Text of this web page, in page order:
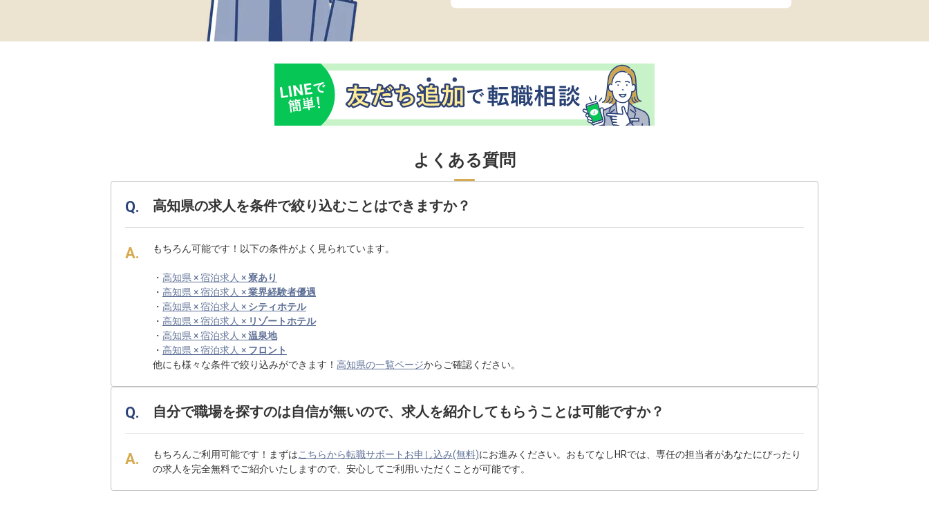
よくある質問
高知県の求人を条件で絞り込むことはできますか？
もちろん可能です！以下の条件がよく見られています。
・ 高知県 × 宿泊求人 ×寮あり
・ 高知県 × 宿泊求人 ×業界経験者優遇
・ 高知県 × 宿泊求人 × シティホテル
・ 高知県 × 宿泊求人 × リゾートホテル
・ 高知県 × 宿泊求人 ×温泉地
・ 高知県 × 宿泊求人 × フロント
他にも様々な条件で絞り込みができます！ 高知県の一覧ページからご確認ください。
自分で職場を探すのは自信が無いので、求人を紹介してもらうことは可能ですか？
もちろんご利用可能です！まずはこちらから転職サポートお申し込み(無料)にお進みください。おもてなしHRでは、専任の担当者があなたにぴったり
の求人を完全無料でご紹介いたしますので、安心してご利用いただくことが可能です。